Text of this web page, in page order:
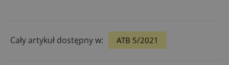
Cały artykuł dostępny w: ATB 5/2021